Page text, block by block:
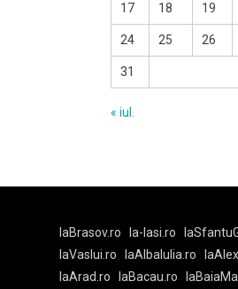
17 18 19
24 25 26
31
« iul.
laBrasov.ro la-Iasi.ro
laVaslui.ro
laAlbaIulia.ro
laArad.ro
laBacau.ro